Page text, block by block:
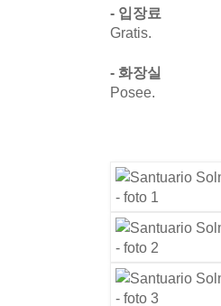
- 입장료
Gratis.
- 화장실
Posee.